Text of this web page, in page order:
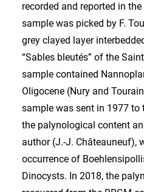
recorded and reported in
sample was picked by F.
grey clayed layer
“Sables bleutés” of the
sample contained
Oligocene (Nury and
sample was sent in 1977 to
the palynological content
author (J.-J. Châteauneuf),
occurrence of
Dinocysts. In 2018, the